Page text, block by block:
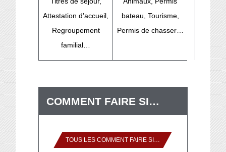
Attestation d’accueil,
Regroupement
familial…
bateau, Tourisme,
Permis de chasser…
COMMENT FAIRE SI…
TOUS LES COMMENT FAIRE SI…